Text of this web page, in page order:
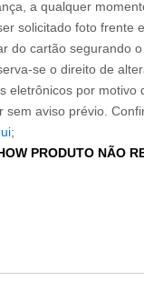
a qualquer
solicitado foto frente
do cartão segurando
se o direito de
eletrônicos por motivo
sem aviso prévio.
;
PRODUTO NÃO